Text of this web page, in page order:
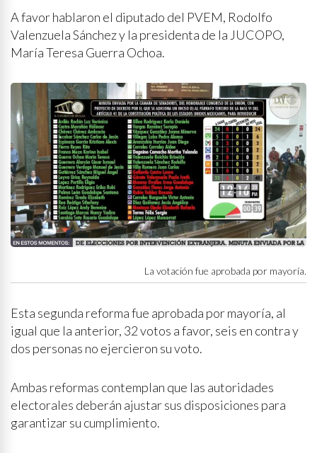
A favor hablaron el diputado del PVEM, Rodolfo
Valenzuela Sánchez y la presidenta de la JUCOPO,
María Teresa Guerra Ochoa.
La votación fue aprobada por mayoría.
Esta segunda reforma fue aprobada por mayoría, al
igual que la anterior, 32 votos a favor, seis en contra y
dos personas no ejercieron su voto.
Ambas reformas contemplan que las autoridades
electorales deberán ajustar sus disposiciones para
garantizar su cumplimiento.